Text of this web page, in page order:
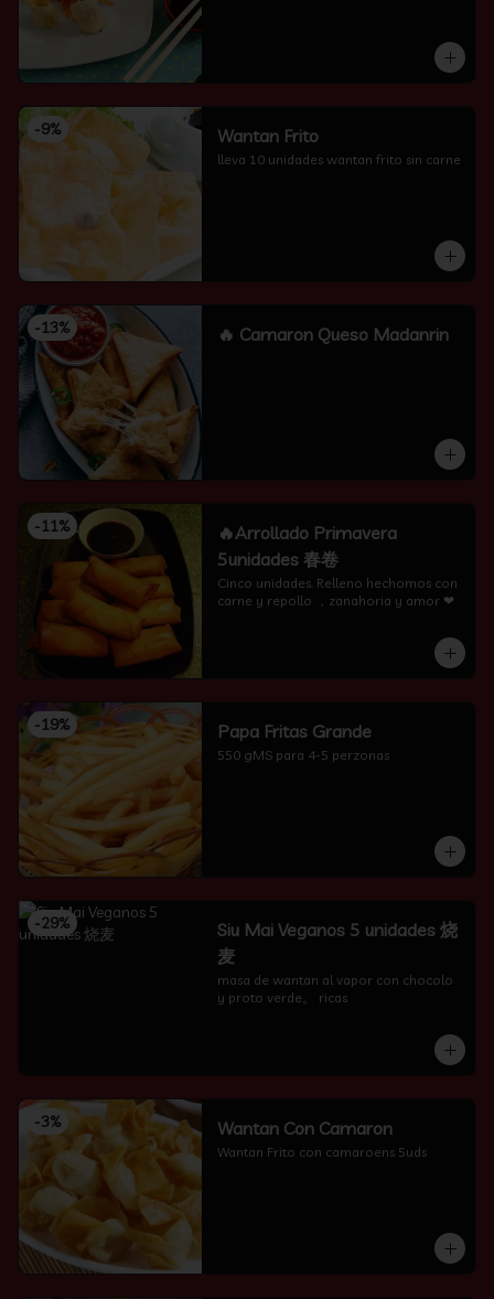
-9% Wantan Frito
lleva 10 unidades wantan frito sin carne
-13% 🔥 Camaron Queso Madanrin
-11%
🔥Arrollado Primavera
5unidades 春卷
Cinco unidades. Relleno hechomos con
carne y repollo ，zanahoria y amor ❤
-19% Papa Fritas Grande
550 gMS para 4-5 perzonas
-29%
Siu Mai Veganos 5 unidades 烧
麦
masa de wantan al vapor con chocolo
y proto verde。 ricas
-3% Wantan Con Camaron
Wantan Frito con camaroens 5uds